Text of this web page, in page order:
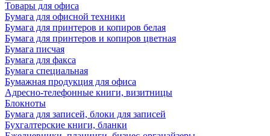
Товары для офиса
Бумага для офисной техники
Бумага для принтеров и копиров белая
Бумага для принтеров и копиров цветная
Бумага писчая
Бумага для факса
Бумага специальная
Бумажная продукция для офиса
Адресно-телефонные книги, визитницы
Блокноты
Бумага для записей, блоки для записей
Бухгалтерские книги, бланки